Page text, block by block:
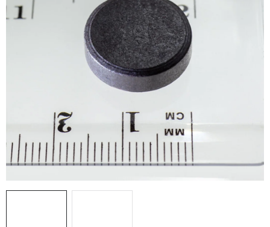
O nás Obchodné podmienky
Ochrana osobných údajov